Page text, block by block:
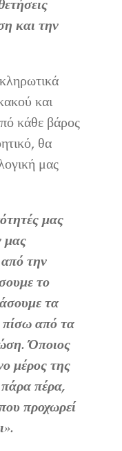
και την
και
κάθε βάρος
θα
μας
μας
μας
την
το
τα
πίσω από τα
Όποιος
μέρος της
πάρα πέρα,
προχωρεί